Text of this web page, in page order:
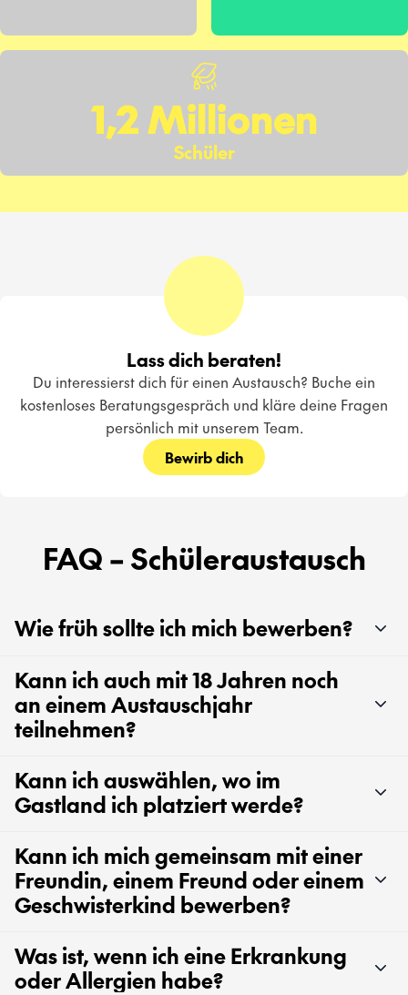
1,2 Millionen
Schüler
Lass dich beraten!
Du interessierst dich für einen Austausch? Buche ein
kostenloses Beratungsgespräch und kläre deine Fragen
persönlich mit unserem Team.
Bewirb dich
FAQ – Schüleraustausch
Wie früh sollte ich mich bewerben?
Kann ich auch mit 18 Jahren noch
an einem Austauschjahr
teilnehmen?
Kann ich auswählen, wo im
Gastland ich platziert werde?
Kann ich mich gemeinsam mit einer
Freundin, einem Freund oder einem
Geschwisterkind bewerben?
Was ist, wenn ich eine Erkrankung
oder Allergien habe?